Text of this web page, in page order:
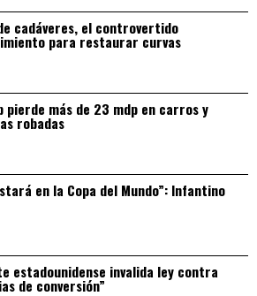
cadáveres, el controvertido
para restaurar curvas
pierde más de 23 mdp en carros y
robadas
en la Copa del Mundo”: Infantino
estadounidense invalida ley contra
de conversión”